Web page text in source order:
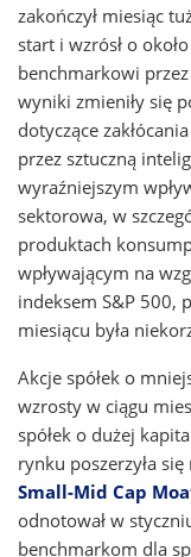
zakończył miesiąc
start i wzrósł o
benchmarkowi
wyniki zmieniły się
dotyczące
przez sztuczną
wyraźniejszym
sektorowa, w
produktach
wpływającym na
indeksem S&P 500,
miesiącu była
Akcje spółek o
wzrosty w ciągu
spółek o dużej
rynku poszerzyła
Small-Mid Cap
odnotował w
benchmarkom dla